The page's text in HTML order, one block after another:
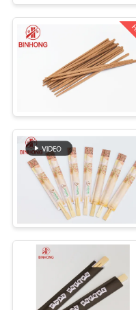
যোগাযোগ
খবর
সাইট
PRIVACY
POLICY
অ্যাওয়ে বক্স
প্লাস্টিকের